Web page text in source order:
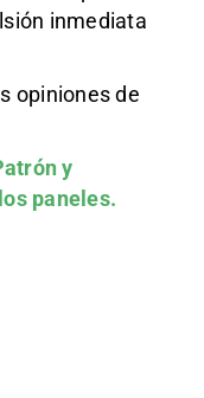
inmediata
opiniones de
y
paneles.